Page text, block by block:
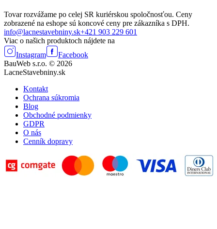
Tovar rozvážame po celej SR kuriérskou spoločnosťou. Ceny
zobrazené na eshope sú koncové ceny pre zákazníka s DPH.
info@lacnestavebniny.sk+421 903 229 601
Viac o našich produktoch nájdete na
Instagram
Facebook
BauWeb s.r.o. © 2026
LacneStavebniny.sk
Kontakt
Ochrana súkromia
Blog
Obchodné podmienky
GDPR
O nás
Cenník dopravy